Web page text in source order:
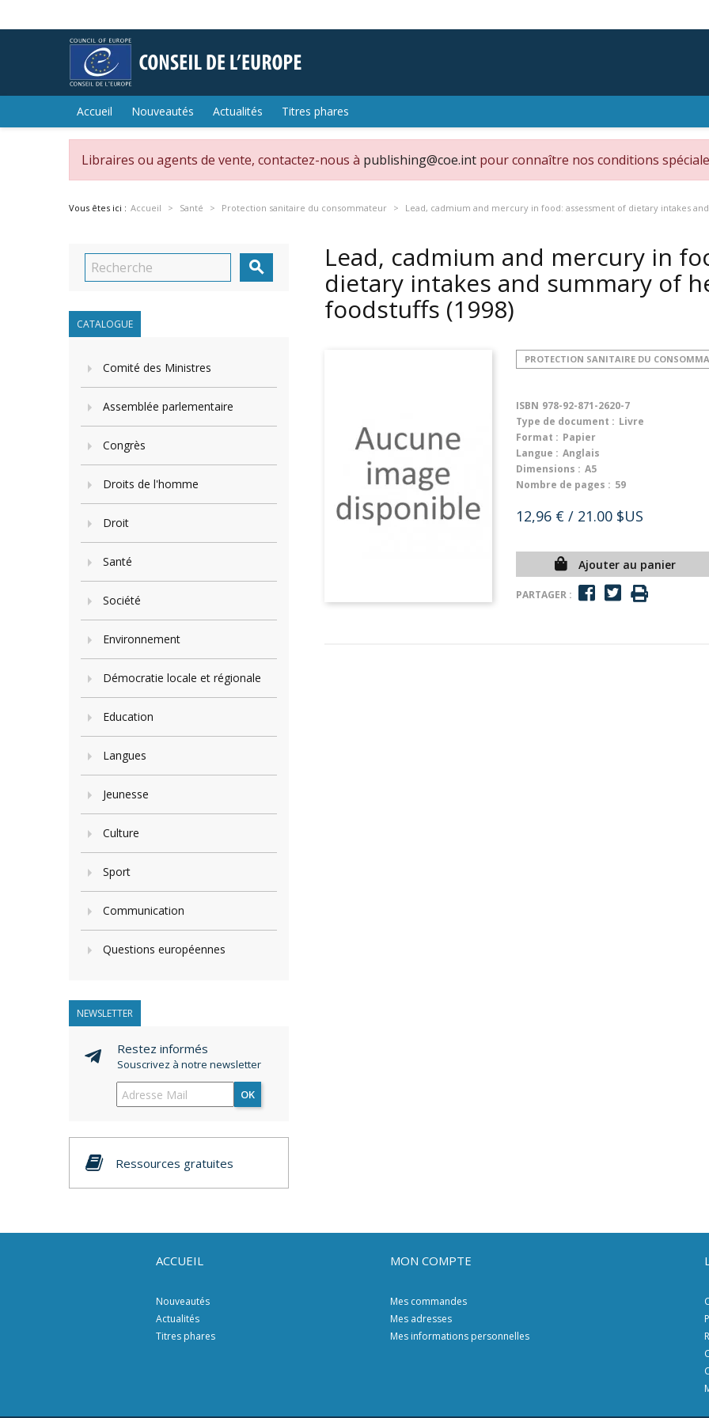
Accueil Nouveautés Actualités Titres phares
Libraires ou agents de vente, contactez-nous à publishing@coe.int pour connaître nos conditions
Vous êtes ici : Accueil Santé Protection sanitaire du consommateur Lead, cadmium and mercury in food: assessment of dietary intakes

CATALOGUE
Comité des Ministres
Assemblée parlementaire
Congrès
Droits de l'homme
Droit
Santé
Société
Environnement
Démocratie locale et régionale
Education
Langues
Jeunesse
Culture
Sport
Communication
Questions européennes
NEWSLETTER
Restez informés
Souscrivez à notre newsletter
OK
Ressources gratuites
Lead, cadmium and mercury in
dietary intakes and summary of
foodstuffs (1998)
PROTECTION SANITAIRE DU
ISBN 978-92-871-2620-7
Type de document : Livre
Format : Papier
Langue : Anglais
Dimensions : A5
Nombre de pages : 59
12,96 € / 21.00 $US
Ajouter au panier
PARTAGER :
ACCUEIL
Nouveautés
Actualités
Titres phares
MON COMPTE
Mes commandes
Mes adresses
Mes informations personnelles